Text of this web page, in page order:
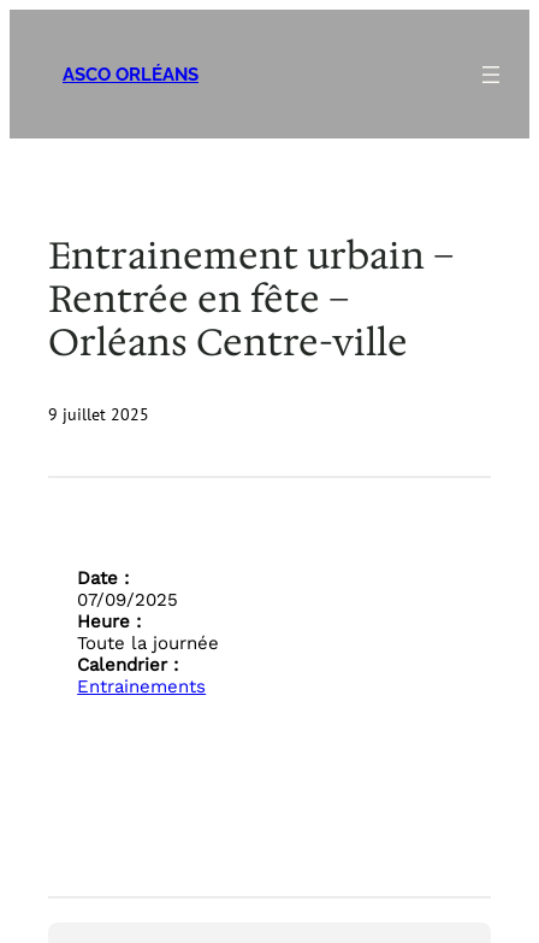
contenuASCO ORLÉANS
Entrainement urbain –
Rentrée en fête –
Orléans Centre-ville
9 juillet 2025
Date :
07/09/2025
Heure :
Toute la journée
Calendrier :
Entrainements